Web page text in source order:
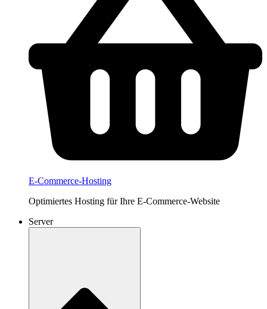
E-Commerce-Hosting
Optimiertes Hosting für Ihre E-Commerce-Website
Server